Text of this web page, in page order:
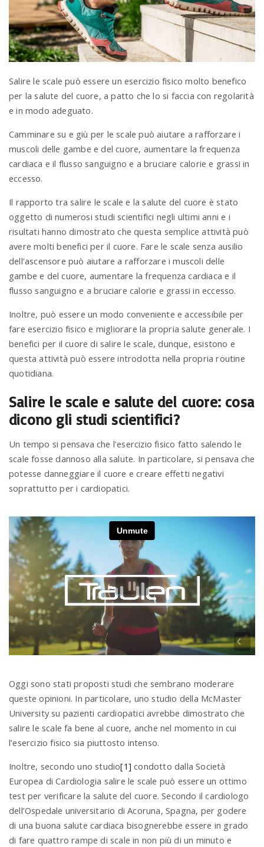
v
i
a
o
n
Salire le scale può essere un esercizio fisico molto benefico
per la salute del cuore, a patto che lo si faccia con regolarità
e in modo adeguato.
Camminare su e giù per le scale può aiutare a rafforzare i
muscoli delle gambe e del cuore, aumentare la frequenza
cardiaca e il flusso sanguigno e a bruciare calorie e grassi in
eccesso.
Il rapporto tra salire le scale e la salute del cuore è stato
oggetto di numerosi studi scientifici negli ultimi anni e i
risultati hanno dimostrato che questa semplice attività può
avere molti benefici per il cuore. Fare le scale senza ausilio
dell’ascensore può aiutare a rafforzare i muscoli delle
gambe e del cuore, aumentare la frequenza cardiaca e il
flusso sanguigno e a bruciare calorie e grassi in eccesso.
Inoltre, può essere un modo conveniente e accessibile per
fare esercizio fisico e migliorare la propria salute generale. I
benefici per il cuore di salire le scale, dunque, esistono e
questa attività può essere introdotta nella propria routine
quotidiana.
Salire le scale e salute del cuore: cosa
dicono gli studi scientifici?
Un tempo si pensava che l’esercizio fisico fatto salendo le
scale fosse dannoso alla salute. In particolare, si pensava che
potesse danneggiare il cuore e creare effetti negativi
soprattutto per i cardiopatici.
Oggi sono stati proposti studi che sembrano moderare
queste opinioni. In particolare, uno studio della McMaster
University su pazienti cardiopatici avrebbe dimostrato che
salire le scale fa bene al cuore, anche nel momento in cui
l’esercizio fisico sia piuttosto intenso.
Inoltre, secondo uno studio[1] condotto dalla Società
Europea di Cardiologia salire le scale può essere un ottimo
test per verificare la salute del cuore. Secondo il cardiologo
dell’Ospedale universitario di Acoruna, Spagna, per godere
di una buona salute cardiaca bisognerebbe essere in grado
di fare quattro rampe di scale in non più di un minuto e